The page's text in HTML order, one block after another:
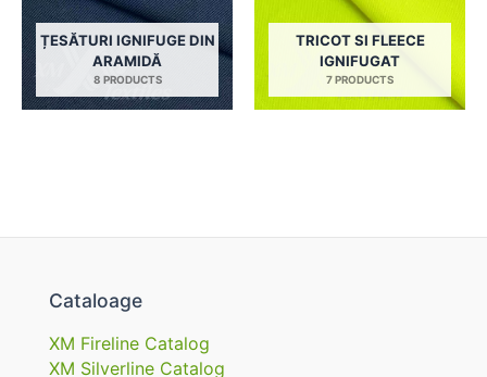
ȚESĂTURI IGNIFUGE DIN
ARAMIDĂ
8 PRODUCTS
TRICOT SI FLEECE
IGNIFUGAT
7 PRODUCTS
Cataloage
XM Fireline Catalog
XM Silverline Catalog